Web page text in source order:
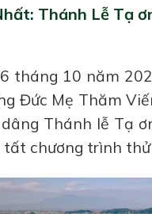
Thánh Lễ Tạ
tháng 10 năm
Đức Mẹ Thăm
Thánh lễ Tạ
chương trình